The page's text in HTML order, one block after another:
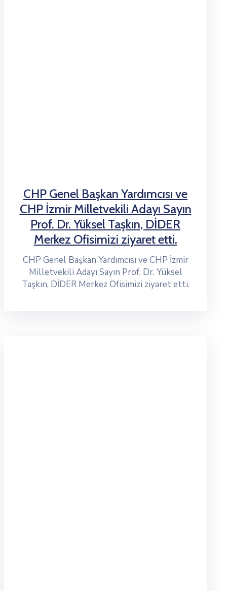
CHP Genel Başkan Yardımcısı ve
CHP İzmir Milletvekili Adayı Sayın
Prof. Dr. Yüksel Taşkın, DİDER
Merkez Ofisimizi ziyaret etti.
CHP Genel Başkan Yardımcısı ve CHP İzmir
Milletvekili Adayı Sayın Prof. Dr. Yüksel
Taşkın, DİDER Merkez Ofisimizi ziyaret etti.